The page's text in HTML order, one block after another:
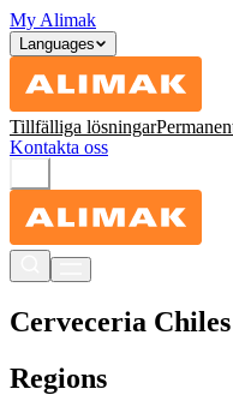
My Alimak
Languages
Tillfälliga lösningar
Kontakta oss
Cerveceria
Regions